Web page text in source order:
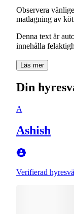
Observera
matlagning av
Denna text är
innehålla
Läs mer
Din
A
Ashish
Verifierad